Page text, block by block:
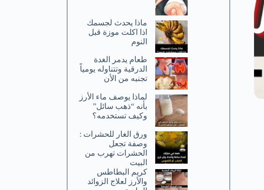
ماذا يحدث لجسمك
اذا اكلت موزة قبل
النوم
طعام يدمر الغدة
الدرقية وتتناوله يومياً
تجنبه من الأن
لماذا يوصف ماء الأرز
بأنه “ذهب سائل”
وكيف تستخدمه؟
ورق الغار للحشرات :
وصفة تجعل
الحشرات تهرب من
البيت
كريم البطاطس
والأرز لعلاج الزوائد